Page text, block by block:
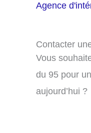
Agence
Contacter
Vous
du 95 pour
aujourd’hui ?